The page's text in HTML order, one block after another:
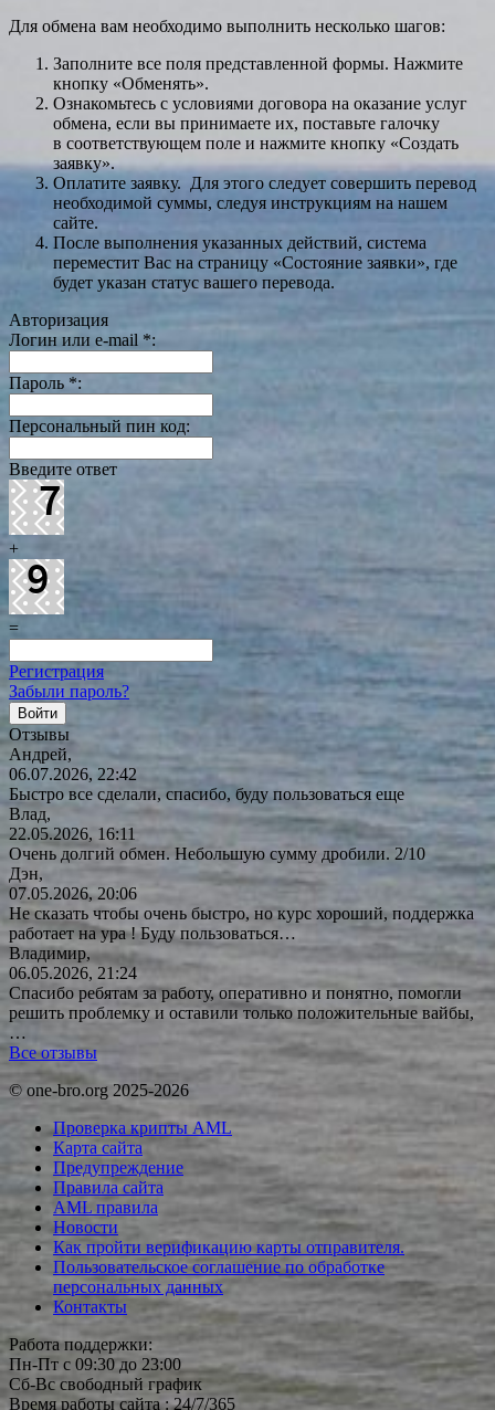
Для обмена вам необходимо выполнить несколько шагов:
Заполните все поля представленной формы. Нажмите
кнопку «Обменять».
Ознакомьтесь с условиями договора на оказание услуг
обмена, если вы принимаете их, поставьте галочку
в соответствующем поле и нажмите кнопку «Создать
заявку».
Оплатите заявку. Для этого следует совершить перевод
необходимой суммы, следуя инструкциям на нашем
сайте.
После выполнения указанных действий, система
переместит Вас на страницу «Состояние заявки», где
будет указан статус вашего перевода.
Авторизация
Логин или e-mail *:
Пароль *:
Персональный пин код:
Введите ответ
+
=
Регистрация
Забыли пароль?
Отзывы
Андрей,
06.07.2026, 22:42
Быстро все сделали, спасибо, буду пользоваться еще
Влад,
22.05.2026, 16:11
Очень долгий обмен. Небольшую сумму дробили. 2/10
Дэн,
07.05.2026, 20:06
Не сказать чтобы очень быстро, но курс хороший, поддержка
работает на ура ! Буду пользоваться…
Владимир,
06.05.2026, 21:24
Спасибо ребятам за работу, оперативно и понятно, помогли
решить проблемку и оставили только положительные вайбы,
…
Все отзывы
© one-bro.org 2025-2026
Проверка крипты AML
Карта сайта
Предупреждение
Правила сайта
AML правила
Новости
Как пройти верификацию карты отправителя.
Пользовательское соглашение по обработке
персональных данных
Контакты
Работа поддержки:
Пн-Пт с 09:30 до 23:00
Сб-Вс свободный график
Время работы сайта : 24/7/365